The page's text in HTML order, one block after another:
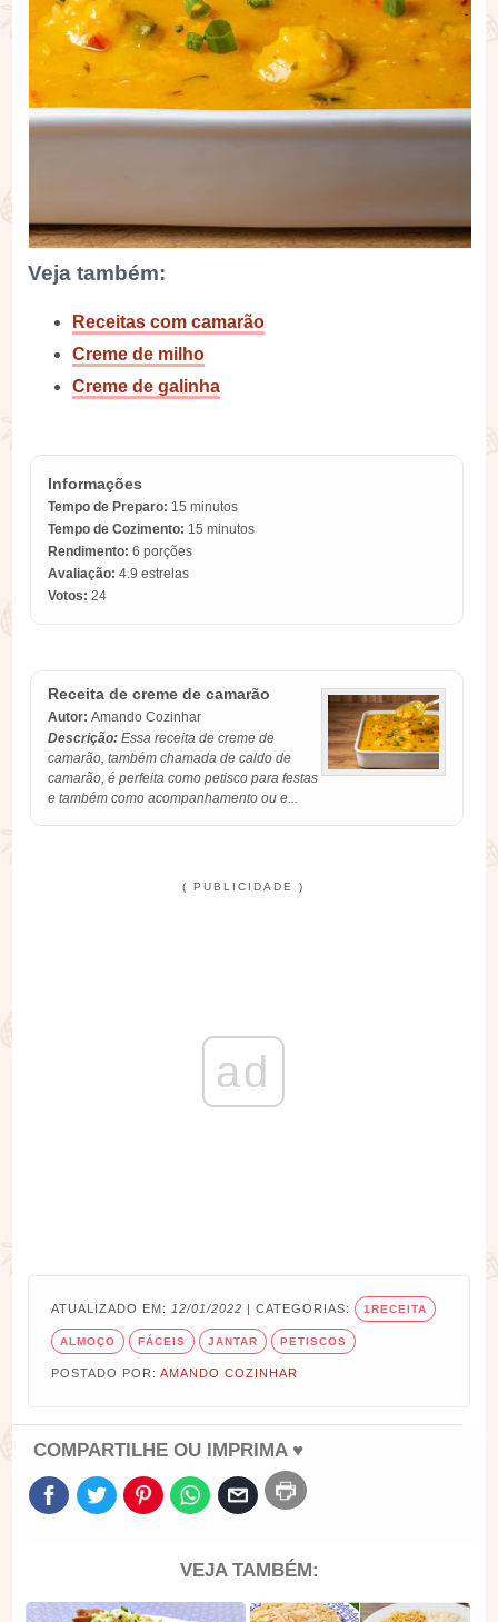
Veja também:
Receitas com camarão
Creme de milho
Creme de galinha
Informações
Tempo de Preparo: 15 minutos
Tempo de Cozimento: 15 minutos
Rendimento:6 porções
Avaliação: 4.9 estrelas
Votos: 24
Receita de creme de camarão
Autor:Amando Cozinhar
Descrição:Essa receita de creme de
camarão, também chamada de caldo de
camarão, é perfeita como petisco para festas
e também como acompanhamento ou e...
( PUBLICIDADE )
ad
ATUALIZADO EM: 12/01/2022 | CATEGORIAS: 1RECEITA
ALMOÇO FÁCEIS JANTAR PETISCOS
POSTADO POR:AMANDO COZINHAR
COMPARTILHE OU IMPRIMA ♥
VEJA TAMBÉM: